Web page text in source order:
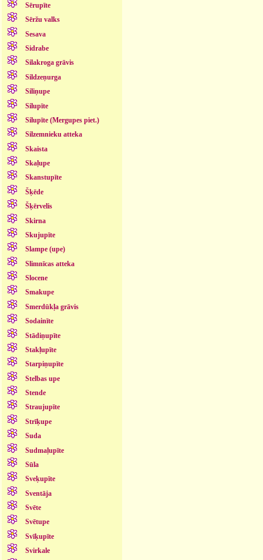
Sērupīte
Sēržu valks
Sesava
Sidrabe
Silakroga grāvis
Sildzeņurga
Siliņupe
Silupīte
Silupīte (Mergupes piet.)
Silzemnieku atteka
Skaista
Skaļupe
Skanstupīte
Šķēde
Šķērvelis
Skirna
Skujupīte
Slampe (upe)
Slimnīcas atteka
Slocene
Smakupe
Smerdūkļa grāvis
Sodainīte
Stādiņupīte
Stakļupīte
Starpiņupīte
Stelbas upe
Stende
Straujupīte
Strīķupe
Suda
Sudmaļupīte
Sūla
Sveķupīte
Sventāja
Svēte
Svētupe
Svīķupīte
Svirkale